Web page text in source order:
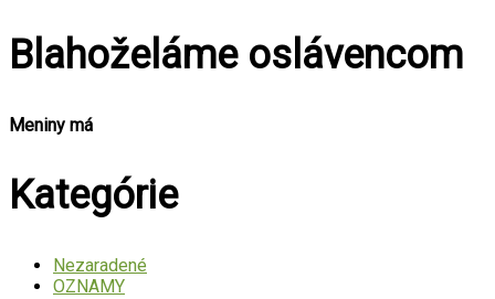
Blahoželáme oslávencom
Meniny má
Kategórie
Nezaradené
OZNAMY